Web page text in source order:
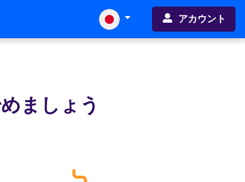
アカウント
ましょう